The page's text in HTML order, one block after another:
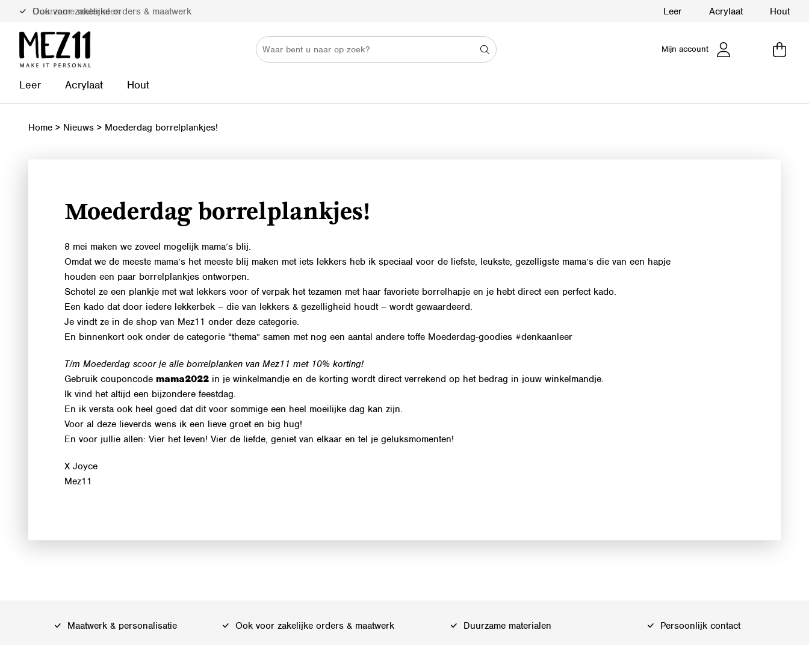
Ook voor zakelijke orders & maatwerk
Duurzame materialen Leer Acrylaat Hout
Mijn account
Leer Acrylaat Hout
Home > Nieuws > Moederdag borrelplankjes!
Moederdag borrelplankjes!
8 mei maken we zoveel mogelijk mama’s blij.
Omdat we de meeste mama’s het meeste blij maken met iets lekkers heb ik speciaal voor de liefste, leukste, gezelligste mama’s die van een hapje
houden een paar borrelplankjes ontworpen.
Schotel ze een plankje met wat lekkers voor of verpak het tezamen met haar favoriete borrelhapje en je hebt direct een perfect kado.
Een kado dat door iedere lekkerbek – die van lekkers & gezelligheid houdt – wordt gewaardeerd.
Je vindt ze in de shop van Mez11 onder deze categorie.
En binnenkort ook onder de categorie “thema” samen met nog een aantal andere toffe Moederdag-goodies #denkaanleer
T/m Moederdag scoor je alle borrelplanken van Mez11 met 10% korting!
Gebruik couponcode mama2022 in je winkelmandje en de korting wordt direct verrekend op het bedrag in jouw winkelmandje.
Ik vind het altijd een bijzondere feestdag.
En ik versta ook heel goed dat dit voor sommige een heel moeilijke dag kan zijn.
Voor al deze lieverds wens ik een lieve groet en big hug!
En voor jullie allen: Vier het leven! Vier de liefde, geniet van elkaar en tel je geluksmomenten!
X Joyce
Mez11
Maatwerk & personalisatie Ook voor zakelijke orders & maatwerk Duurzame materialen Persoonlijk contact